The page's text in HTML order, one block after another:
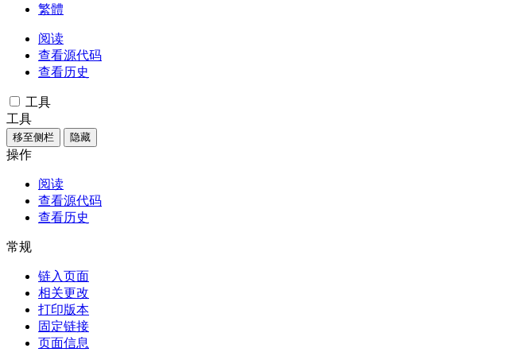
繁體
阅读
查看源代码
查看历史
工具
工具
移至侧栏 隐藏
操作
阅读
查看源代码
查看历史
常规
链入页面
相关更改
打印版本
固定链接
页面信息